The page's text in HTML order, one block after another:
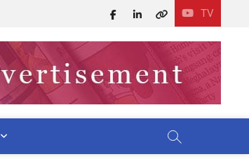
TV
Facebook
LinkedIn
X